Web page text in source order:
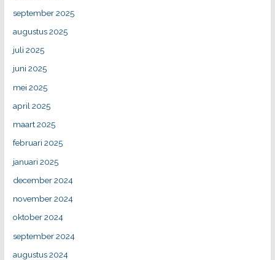
september 2025
augustus 2025
juli 2025
juni 2025
mei 2025
april 2025
maart 2025
februari 2025
januari 2025
december 2024
november 2024
oktober 2024
september 2024
augustus 2024